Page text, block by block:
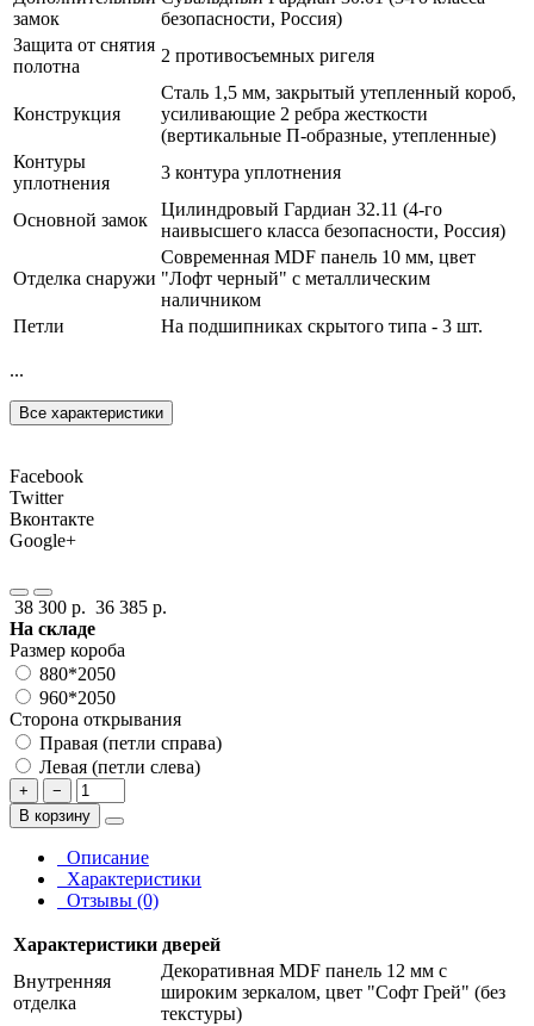
замок
безопасности, Россия)
Защита от снятия
полотна
2 противосъемных ригеля
Конструкция
Сталь 1,5 мм, закрытый утепленный короб,
усиливающие 2 ребра жесткости
(вертикальные П-образные, утепленные)
Контуры
уплотнения
3 контура уплотнения
Основной замок
Цилиндровый Гардиан 32.11 (4-го
наивысшего класса безопасности, Россия)
Отделка снаружи
Современная MDF панель 10 мм, цвет
"Лофт черный" с металлическим
наличником
Петли
На подшипниках скрытого типа - 3 шт.
...
Все характеристики
Facebook
Twitter
Вконтакте
Google+
38 300 р. 36 385 р.
На складе
Размер короба
880*2050
960*2050
Сторона открывания
Правая (петли справа)
Левая (петли слева)
+
−
В корзину
Описание
Характеристики
Отзывы (0)
Характеристики дверей
Внутренняя
отделка
Декоративная MDF панель 12 мм с
широким зеркалом, цвет "Софт Грей" (без
текстуры)